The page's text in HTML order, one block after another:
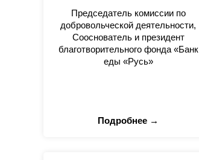
Председатель комиссии по
добровольческой деятельности,
Сооснователь и президент
благотворительного фонда «Банк
еды «Русь»
Подробнее →